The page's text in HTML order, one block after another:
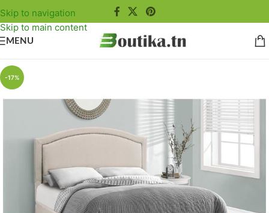
Skip to navigation
Skip to main content
MENU
-17%